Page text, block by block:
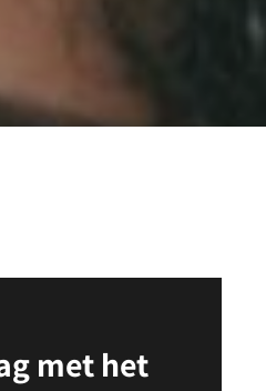
met het